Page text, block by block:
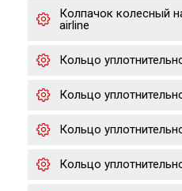
Колпачок колесный
airline
Кольцо
Кольцо
Кольцо
Кольцо